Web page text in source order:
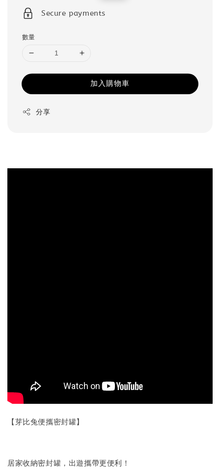
Secure payments
數量
加入購物車
分享
【芽比兔便攜密封罐】
居家收納密封罐，出遊攜帶更便利！